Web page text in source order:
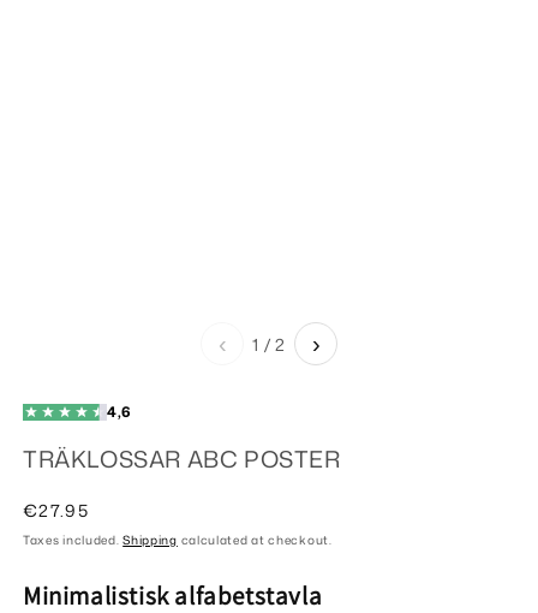
‹ 1 / 2 ›
4,6
TRÄKLOSSAR ABC POSTER
Regular
price
€27.95
Taxes included.Shipping calculated at checkout.
Minimalistisk alfabetstavla